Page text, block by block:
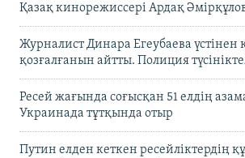
Қазақ кинорежиссері Ардақ
Журналист Динара Егеубаева үстінен
қозғалғанын айтты. Полиция
Ресей жағында соғысқан 51 елдің
Украинада тұтқында отыр
Путин елден кеткен ресейліктердің